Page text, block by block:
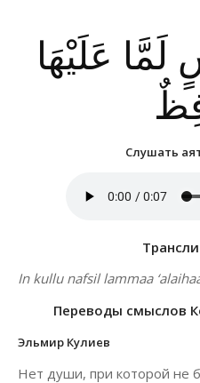
عَلَيْهَا
Слушать
In kullu nafsil lammaa
Переводы смыслов
Эльмир Кулиев
Нет души, при которой не